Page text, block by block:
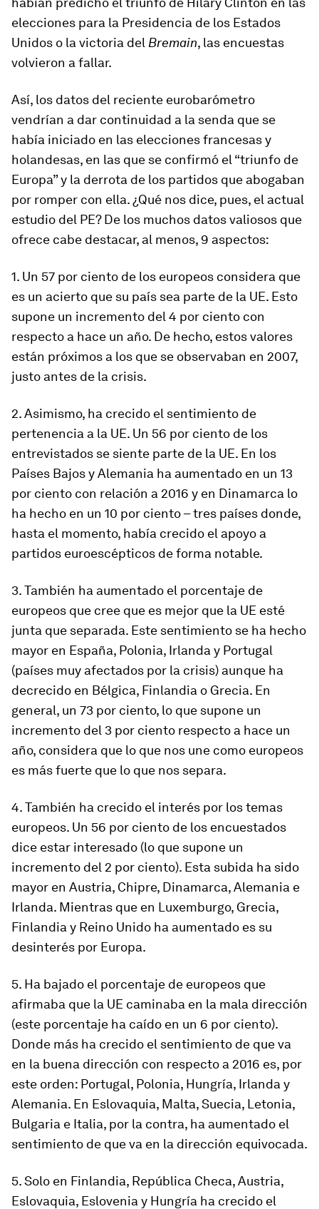
elecciones para la Presidencia de los Estados
Unidos o la victoria del Bremain, las encuestas
volvieron a fallar.
Así, los datos del reciente eurobarómetro
vendrían a dar continuidad a la senda que se
había iniciado en las elecciones francesas y
holandesas, en las que se confirmó el “triunfo de
Europa” y la derrota de los partidos que abogaban
por romper con ella. ¿Qué nos dice, pues, el actual
estudio del PE? De los muchos datos valiosos que
ofrece cabe destacar, al menos, 9 aspectos:
1. Un 57 por ciento de los europeos considera que
es un acierto que su país sea parte de la UE. Esto
supone un incremento del 4 por ciento con
respecto a hace un año. De hecho, estos valores
están próximos a los que se observaban en 2007,
justo antes de la crisis.
2. Asimismo, ha crecido el sentimiento de
pertenencia a la UE. Un 56 por ciento de los
entrevistados se siente parte de la UE. En los
Países Bajos y Alemania ha aumentado en un 13
por ciento con relación a 2016 y en Dinamarca lo
ha hecho en un 10 por ciento – tres países donde,
hasta el momento, había crecido el apoyo a
partidos euroescépticos de forma notable.
3. También ha aumentado el porcentaje de
europeos que cree que es mejor que la UE esté
junta que separada. Este sentimiento se ha hecho
mayor en España, Polonia, Irlanda y Portugal
(países muy afectados por la crisis) aunque ha
decrecido en Bélgica, Finlandia o Grecia. En
general, un 73 por ciento, lo que supone un
incremento del 3 por ciento respecto a hace un
año, considera que lo que nos une como europeos
es más fuerte que lo que nos separa.
4. También ha crecido el interés por los temas
europeos. Un 56 por ciento de los encuestados
dice estar interesado (lo que supone un
incremento del 2 por ciento). Esta subida ha sido
mayor en Austria, Chipre, Dinamarca, Alemania e
Irlanda. Mientras que en Luxemburgo, Grecia,
Finlandia y Reino Unido ha aumentado es su
desinterés por Europa.
5. Ha bajado el porcentaje de europeos que
afirmaba que la UE caminaba en la mala dirección
(este porcentaje ha caído en un 6 por ciento).
Donde más ha crecido el sentimiento de que va
en la buena dirección con respecto a 2016 es, por
este orden: Portugal, Polonia, Hungría, Irlanda y
Alemania. En Eslovaquia, Malta, Suecia, Letonia,
Bulgaria e Italia, por la contra, ha aumentado el
sentimiento de que va en la dirección equivocada.
5. Solo en Finlandia, República Checa, Austria,
Eslovaquia, Eslovenia y Hungría ha crecido el